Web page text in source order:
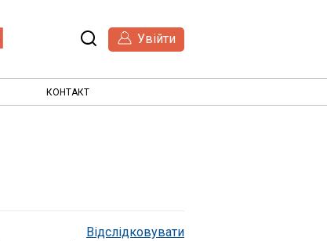
Увійти
КОНТАКТ
Відслідковувати